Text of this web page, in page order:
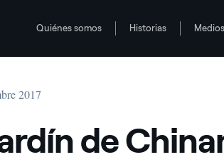
Quiénes somos Historias
2017
de